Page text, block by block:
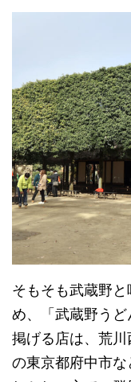
そもそも武蔵野
め、「武蔵野う
掲げる店は、荒
の東京都府中市な